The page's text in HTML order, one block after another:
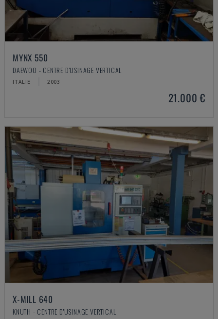
MYNX 550
DAEWOO - CENTRE D'USINAGE VERTICAL
ITALIE 2003
21.000 €
X-MILL 640
KNUTH - CENTRE D'USINAGE VERTICAL